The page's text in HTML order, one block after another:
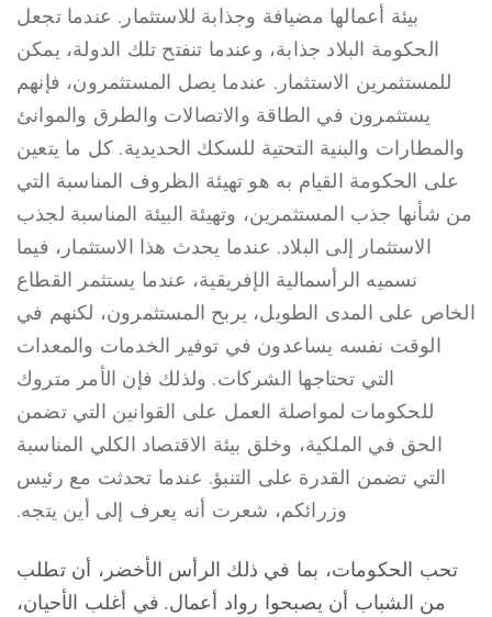
بيئة أعمالها مضيافة وجذابة للاستثمار. عندما تجعل
الحكومة البلاد جذابة، وعندما تنفتح تلك الدولة، يمكن
للمستثمرين الاستثمار. عندما يصل المستثمرون، فإنهم
يستثمرون في الطاقة والاتصالات والطرق والموانئ
والمطارات والبنية التحتية للسكك الحديدية. كل ما يتعين
على الحكومة القيام به هو تهيئة الظروف المناسبة التي
من شأنها جذب المستثمرين، وتهيئة البيئة المناسبة لجذب
الاستثمار إلى البلاد. عندما يحدث هذا الاستثمار، فيما
نسميه الرأسمالية الإفريقية، عندما يستثمر القطاع
الخاص على المدى الطويل، يربح المستثمرون، لكنهم في
الوقت نفسه يساعدون في توفير الخدمات والمعدات
التي تحتاجها الشركات. ولذلك فإن الأمر متروك
للحكومات لمواصلة العمل على القوانين التي تضمن
الحق في الملكية، وخلق بيئة الاقتصاد الكلي المناسبة
التي تضمن القدرة على التنبؤ. عندما تحدثت مع رئيس
وزرائكم، شعرت أنه يعرف إلى أين يتجه.
تحب الحكومات، بما في ذلك الرأس الأخضر، أن تطلب
من الشباب أن يصبحوا رواد أعمال. في أغلب الأحيان،